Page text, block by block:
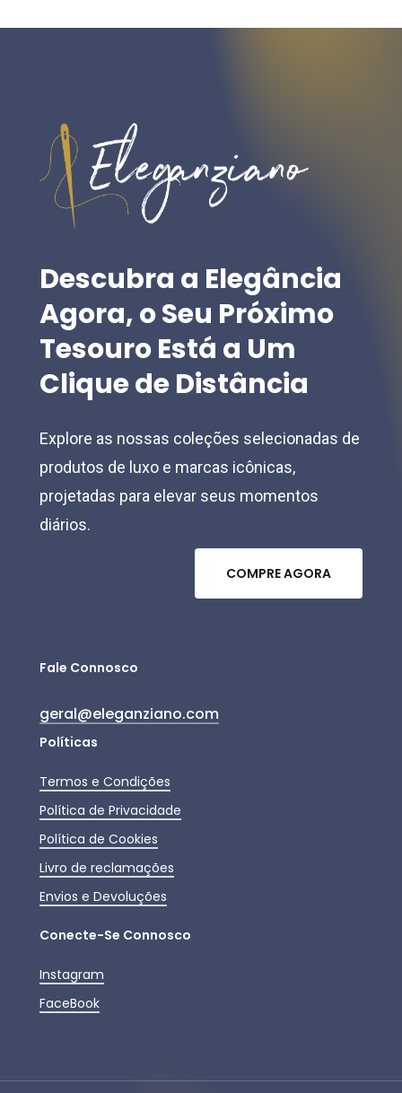
Descubra a Elegância
Agora,oSeu Próximo
TesouroEstá a Um
CliquedeDistância
Explore as nossas coleções selecionadas de
produtos de luxo e marcas icônicas,
projetadas para elevar seus momentos
diários.
COMPREAGORA
Fale Connosco
geral@eleganziano.com
Políticas
Termos e Condições
Política de Privacidade
Política de Cookies
Livro de reclamações
Envios e Devoluções
Conecte-Se Connosco
Instagram
FaceBook